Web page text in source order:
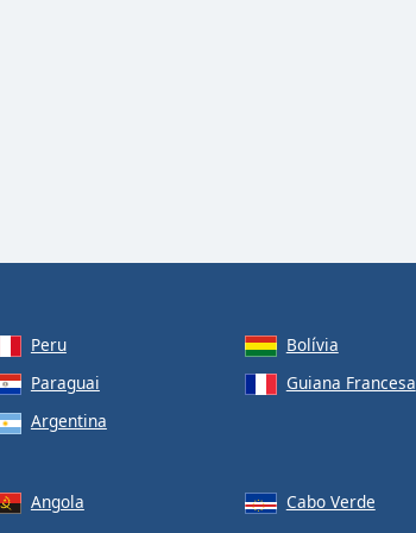
Peru Bolívia
Paraguai Guiana Francesa
Argentina
Angola Cabo Verde